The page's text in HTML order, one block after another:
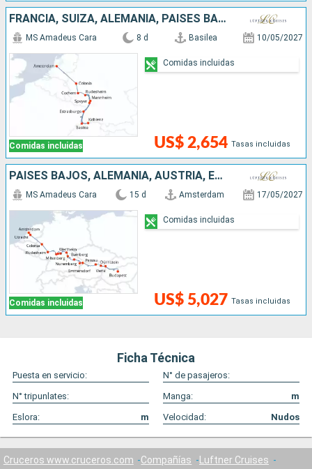
FRANCIA, SUIZA, ALEMANIA, PAISES BAJOS
Comidas incluidas
MS Amadeus Cara 8 d Basilea 10/05/2027
US$ 2,654 Tasas incluidas
Comidas incluidas
PAISES BAJOS, ALEMANIA, AUSTRIA, ESLOVAQUIA, HUNGRÍA
Comidas incluidas
MS Amadeus Cara 15 d Amsterdam 17/05/2027
US$ 5,027 Tasas incluidas
Comidas incluidas
Ficha Técnica
Puesta en servicio:
N° de pasajeros:
N° tripunlates:
Manga:
m
Eslora:
m Velocidad: Nudos
Cruceros www.cruceros.com Compañías
Luftner Cruises